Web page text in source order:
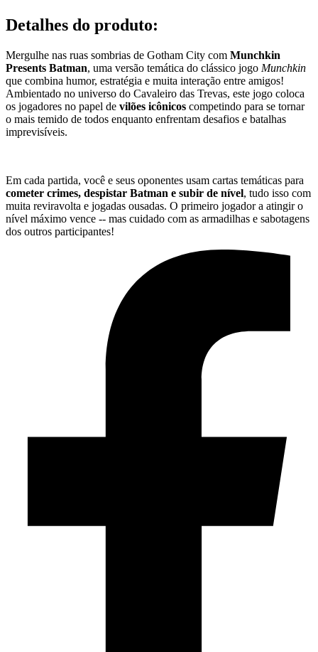
Detalhes do produto:
Mergulhe nas ruas sombrias de Gotham City com Munchkin
Presents Batman, uma versão temática do clássico jogo Munchkin
que combina humor, estratégia e muita interação entre amigos!
Ambientado no universo do Cavaleiro das Trevas, este jogo coloca
os jogadores no papel de vilões icônicos competindo para se tornar
o mais temido de todos enquanto enfrentam desafios e batalhas
imprevisíveis.
Em cada partida, você e seus oponentes usam cartas temáticas para
cometer crimes, despistar Batman e subir de nível, tudo isso com
muita reviravolta e jogadas ousadas. O primeiro jogador a atingir o
nível máximo vence -- mas cuidado com as armadilhas e sabotagens
dos outros participantes!